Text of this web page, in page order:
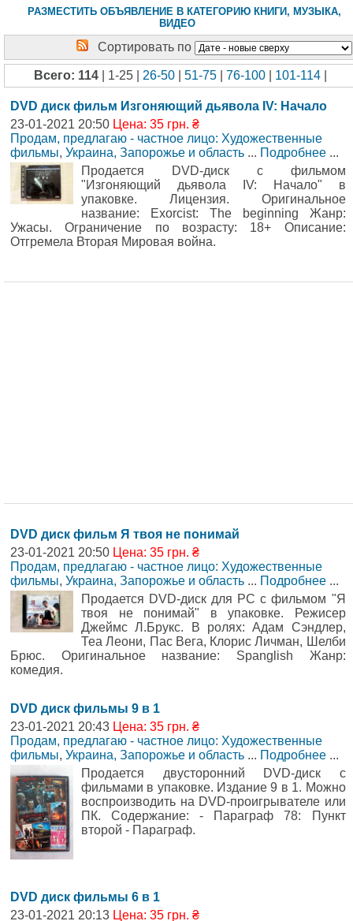
РАЗМЕСТИТЬ ОБЪЯВЛЕНИЕ В КАТЕГОРИЮ КНИГИ, МУЗЫКА,
ВИДЕО
Сортировать по
Всего: 114 | 1-25 | 26-50 51-75 76-100 101-114
DVD диск фильм Изгоняющий дьявола IV: Начало
23-01-2021 20:50 Цена: 35 грн. ₴
Продам, предлагаю - частное лицо: Художественные
фильмы, Украина, Запорожье и область ... Подробнее ...
Продается DVD-диск с фильмом
"Изгоняющий дьявола IV: Начало" в
упаковке. Лицензия. Оригинальное
название: Exorcist: The beginning Жанр:
Ужасы. Ограничение по возрасту: 18+ Описание:
Отгремела Вторая Мировая война.
DVD диск фильм Я твоя не понимай
23-01-2021 20:50 Цена: 35 грн. ₴
Продам, предлагаю - частное лицо: Художественные
фильмы, Украина, Запорожье и область ... Подробнее ...
Продается DVD-диск для PC с фильмом "Я
твоя не понимай" в упаковке. Режисер
Джеймс Л.Брукс. В ролях: Адам Сэндлер,
Теа Леони, Пас Вега, Клорис Личман, Шелби
Брюс. Оригинальное название: Spanglish Жанр:
комедия.
DVD диск фильмы 9 в 1
23-01-2021 20:43 Цена: 35 грн. ₴
Продам, предлагаю - частное лицо: Художественные
фильмы, Украина, Запорожье и область ... Подробнее ...
Продается двусторонний DVD-диск с
фильмами в упаковке. Издание 9 в 1. Можно
воспроизводить на DVD-проигрывателе или
ПК. Содержание: - Параграф 78: Пункт
второй - Параграф.
DVD диск фильмы 6 в 1
23-01-2021 20:13 Цена: 35 грн. ₴